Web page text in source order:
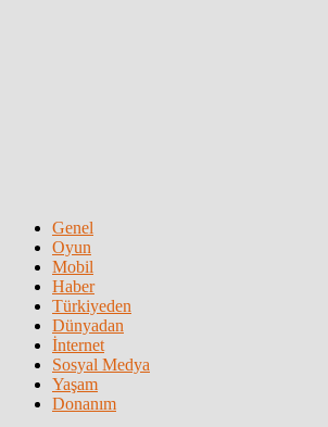
Genel
Oyun
Mobil
Haber
Türkiyeden
Dünyadan
İnternet
Sosyal Medya
Yaşam
Donanım